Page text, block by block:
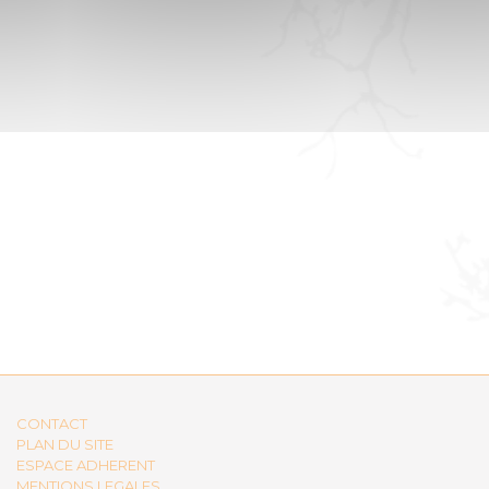
CONTACT
PLAN DU SITE
ESPACE ADHERENT